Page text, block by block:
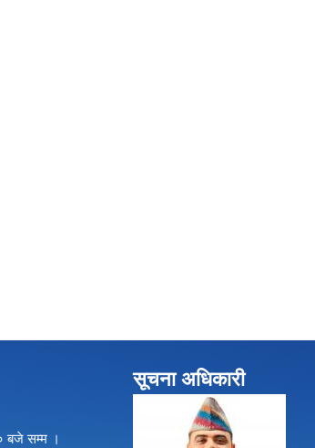
बजे सम्म ।
सूचना अधिकारी